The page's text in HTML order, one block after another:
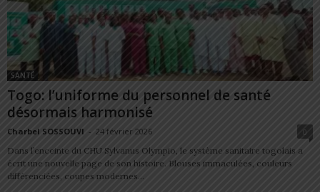
SANTÉ
Togo: l’uniforme du personnel de santé
désormais harmonisé
Charbel SOSSOUVI - 24 février 2026
0
Dans l’enceinte du CHU Sylvanus Olympio, le système sanitaire togolais a
écrit une nouvelle page de son histoire. Blouses immaculées, couleurs
différenciées, coupes modernes...